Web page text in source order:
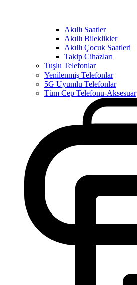
Akıllı Saatler
Akıllı Bileklikler
Akıllı Çocuk Saatleri
Takip Cihazları
Tuşlu Telefonlar
Yenilenmiş Telefonlar
5G Uyumlu Telefonlar
Tüm Cep Telefonu-Aksesuar